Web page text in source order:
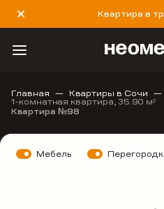
Квартира в
8 800
Главная Квартиры в Сочи
1-комнатная квартира, 35.90 м2
Квартира №98
Мебель